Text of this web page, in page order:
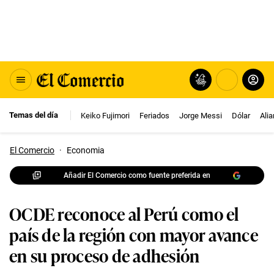
Temas del día Keiko Fujimori Feriados Jorge Messi Dólar
El Comercio · Economia
Añadir El Comercio como fuente preferida en
OCDE reconoce al Perú como el
país de la región con mayor avance
en su proceso de adhesión